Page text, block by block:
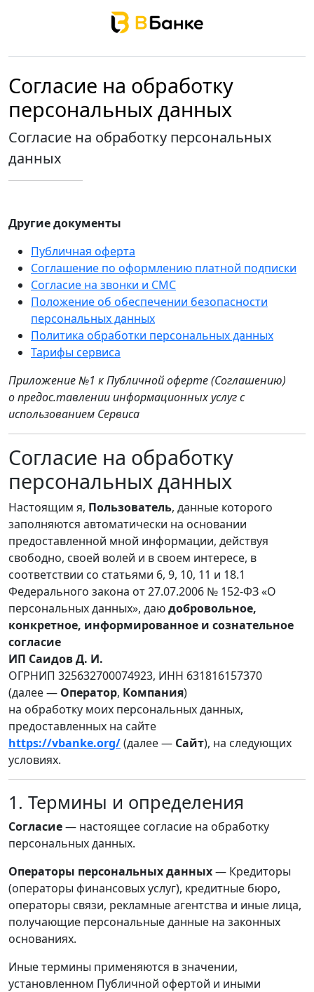
Согласие на обработку
персональных данных
Согласие на обработку персональных
данных
Другие документы
Публичная оферта
Соглашение по оформлению платной подписки
Согласие на звонки и СМС
Положение об обеспечении безопасности
персональных данных
Политика обработки персональных данных
Тарифы сервиса
Приложение №1 к Публичной оферте (Соглашению)
о предос.тавлении информационных услуг с
использованием Сервиса
Согласие на обработку
персональных данных
Настоящим я, Пользователь, данные которого
заполняются автоматически на основании
предоставленной мной информации, действуя
свободно, своей волей и в своем интересе, в
соответствии со статьями 6, 9, 10, 11 и 18.1
Федерального закона от 27.07.2006 № 152-ФЗ «О
персональных данных», даюдобровольное,
конкретное, информированное и сознательное
согласие
ИП Саидов Д. И.
ОГРНИП 325632700074923, ИНН 631816157370
(далее — Оператор, Компания)
на обработку моих персональных данных,
предоставленных на сайте
https://vbanke.org/(далее — Сайт), на следующих
условиях.
1. Термины и определения
Согласие— настоящее согласие на обработку
персональных данных.
Операторы персональных данных— Кредиторы
(операторы финансовых услуг), кредитные бюро,
операторы связи, рекламные агентства и иные лица,
получающие персональные данные на законных
основаниях.
Иные термины применяются в значении,
установленном Публичной офертой и иными